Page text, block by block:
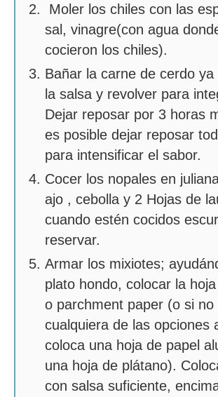
Moler los chiles con las
sal, vinagre(con agua
cocieron los chiles).
Bañar la carne de cerdo ya
la salsa y revolver para
Dejar reposar por 3 horas
es posible dejar reposar
para intensificar el sabor.
Cocer los nopales en
ajo , cebolla y 2 Hojas de
cuando estén cocidos
reservar.
Armar los mixiotes;
plato hondo, colocar la
o parchment paper (o si no
cualquiera de las opciones
coloca una hoja de papel
una hoja de plátano).
con salsa suficiente,